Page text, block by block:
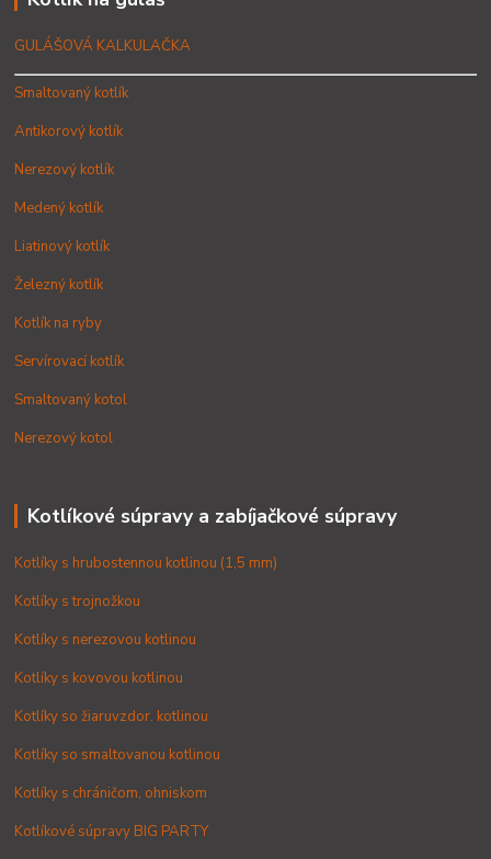
GULÁŠOVÁ KALKULAČKA
Smaltovaný kotlík
Antikorový kotlík
Nerezový kotlík
Medený kotlík
Liatinový kotlík
Železný kotlík
Kotlík na ryby
Servírovací kotlík
Smaltovaný kotol
Nerezový kotol
Kotlíkové súpravy a zabíjačkové súpravy
Kotlíky s hrubostennou kotlinou (1,5 mm)
Kotlíky s trojnožkou
Kotlíky s nerezovou kotlinou
Kotlíky s kovovou kotlinou
Kotlíky so žiaruvzdor. kotlinou
Kotlíky so smaltovanou kotlinou
Kotlíky s chráničom, ohniskom
Kotlíkové súpravy BIG PARTY